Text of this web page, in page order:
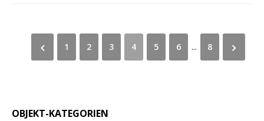
1 2 3 4 5 6 ... 8
OBJEKT-KATEGORIEN